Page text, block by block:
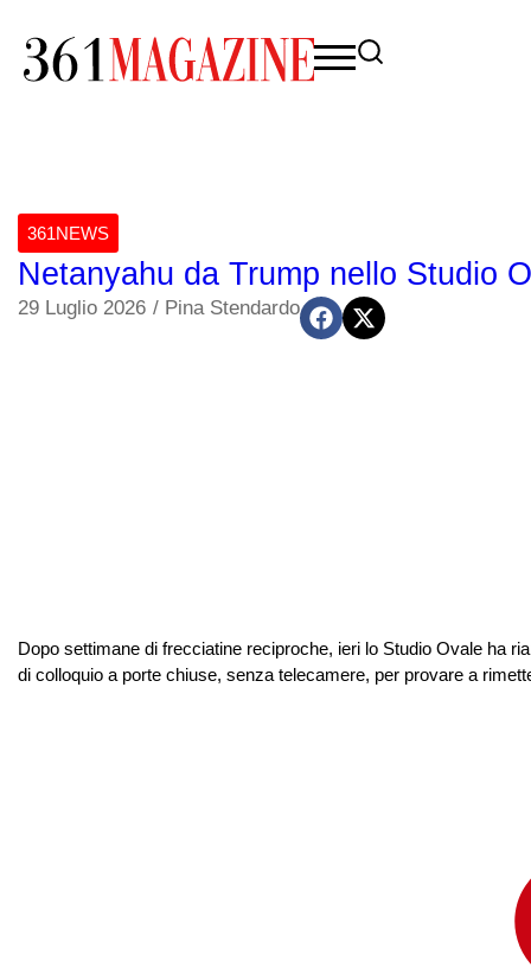
361NEWS
Netanyahu da Trump nello Studio
29 Luglio 2026 / Pina Stendardo
Dopo settimane di frecciatine reciproche, ieri lo Studio Ovale ha
di colloquio a porte chiuse, senza telecamere, per provare a